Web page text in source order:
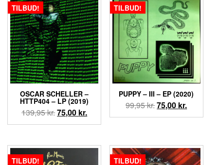
TILBUD!
OSCAR SCHELLER –
HTTP404 – LP (2019)
139,95kr.Den
oprindelige
var:
139,95 kr..
75,00 kr.Den
aktuelle
er:
75,00 kr..
TILBUD!
PUPPY ‎– III – EP (2020)
99,95kr.Den
oprindelige
99,95 kr..
75,00 kr.Den
aktuelle
75,00 kr..
TILBUD! TILBUD!